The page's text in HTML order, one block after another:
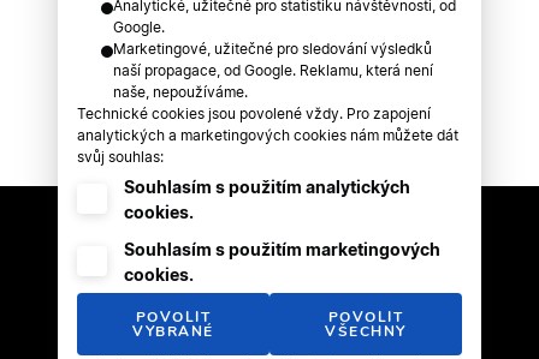
Analytické, užitečné pro statistiku návštěvnosti, od
Google.
Marketingové, užitečné pro sledování výsledků
naší propagace, od Google. Reklamu, která není
naše, nepoužíváme.
Technické cookies jsou povolené vždy. Pro zapojení
analytických a marketingových cookies nám můžete dát
svůj souhlas:
Souhlasím s použitím analytických
cookies.
Souhlasím s použitím marketingových
cookies.
POVOLIT
VYBRANÉ
POVOLIT
VŠECHNY